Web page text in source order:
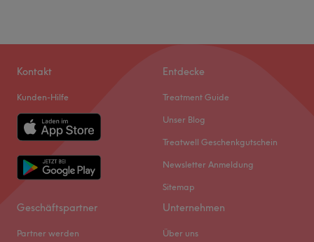
Kontakt
Kunden-Hilfe
Entdecke
Treatment Guide
Unser Blog
Treatwell Geschenkgutschein
Newsletter Anmeldung
Sitemap
Geschäftspartner
Partner werden
Unternehmen
Über uns